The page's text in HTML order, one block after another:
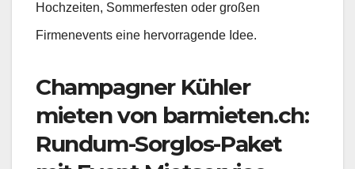
Hochzeiten, Sommerfesten oder großen
Firmenevents eine hervorragende Idee.
Champagner Kühler
mieten von barmieten.ch:
Rundum-Sorglos-Paket